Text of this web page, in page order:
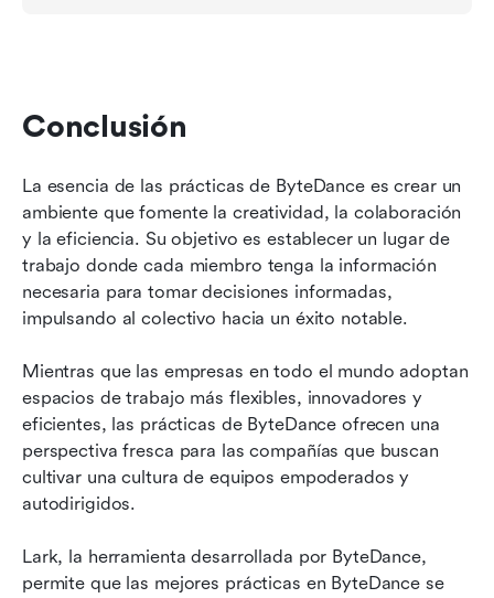
Conclusión
La esencia de las prácticas de ByteDance es crear un
ambiente que fomente la creatividad, la colaboración
y la eficiencia. Su objetivo es establecer un lugar de
trabajo donde cada miembro tenga la información
necesaria para tomar decisiones informadas,
impulsando al colectivo hacia un éxito notable.
Mientras que las empresas en todo el mundo adoptan
espacios de trabajo más flexibles, innovadores y
eficientes, las prácticas de ByteDance ofrecen una
perspectiva fresca para las compañías que buscan
cultivar una cultura de equipos empoderados y
autodirigidos.
Lark, la herramienta desarrollada por ByteDance,
permite que las mejores prácticas en ByteDance se